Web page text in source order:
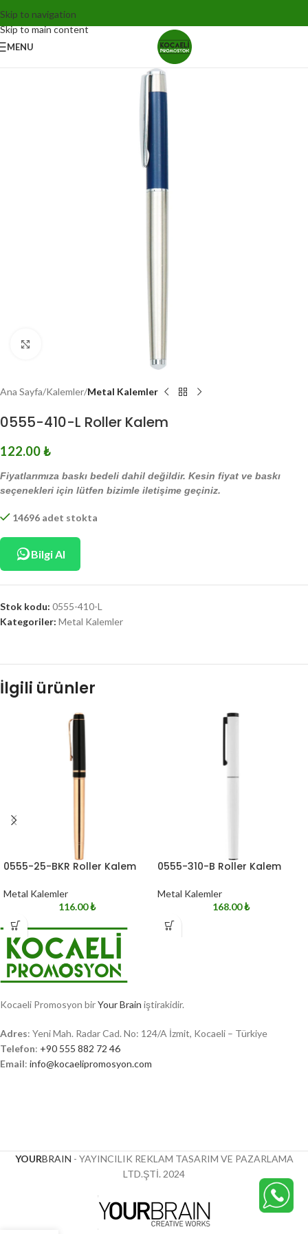
Skip to navigation
Skip to main content
MENU
Ana Sayfa Kalemler Metal Kalemler
0555-410-L Roller Kalem
122.00₺
Fiyatlarımıza baskı bedeli dahil değildir. Kesin fiyat ve baskı
seçenekleri için lütfen bizimle iletişime geçiniz.
14696 adet stokta
Bilgi Al
Stok kodu: 0555-410-L
Kategoriler: Metal Kalemler
İlgili ürünler
0555-25-BKR Roller Kalem
Metal Kalemler
116.00₺
0555-310-B Roller Kalem
Metal Kalemler
168.00₺
Kocaeli Promosyon birYour Brain iştirakidir.
Adres: Yeni Mah. Radar Cad. No: 124/A İzmit, Kocaeli – Türkiye
Telefon: +90 555 882 72 46
Email: info@kocaelipromosyon.com
YOURBRAIN - YAYINCILIK REKLAM TASARIM VE PAZARLAMA
LTD.ŞTİ. 2024